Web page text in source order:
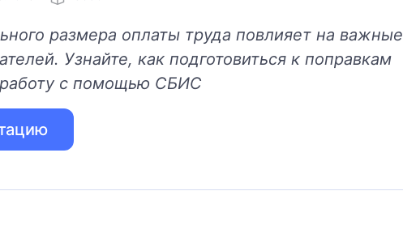
размера оплаты труда повлияет на важные
Узнайте, как подготовиться к поправкам
работу с помощью СБИС